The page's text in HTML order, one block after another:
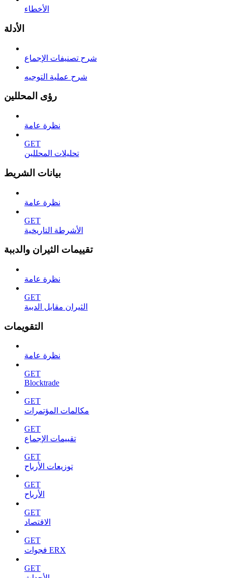
الأخطاء
الأدلة
شرح تصنيفات الإجماع
شرح عملية التوجيه
رؤى المحللين
نظرة عامة
GET
تحليلات المحللين
بيانات الشريط
نظرة عامة
GET
الأشرطة التاريخية
تقييمات الثيران والدببة
نظرة عامة
GET
الثيران مقابل الدببة
التقويمات
نظرة عامة
GET
Blocktrade
GET
مكالمات المؤتمرات
GET
تقييمات الإجماع
GET
توزيعات الأرباح
GET
الأرباح
GET
الاقتصاد
GET
فجوات ERX
GET